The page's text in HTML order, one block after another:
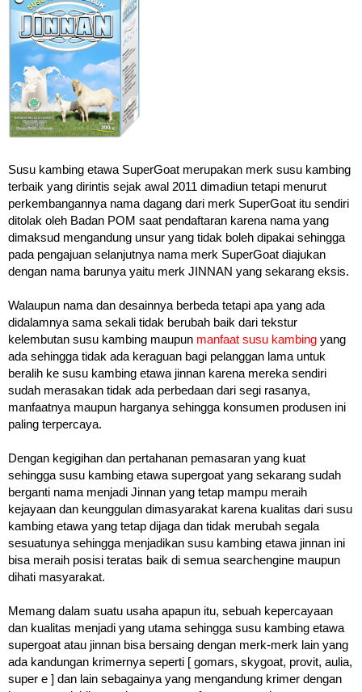
Susu kambing etawa SuperGoat merupakan merk susu kambing
terbaik yang dirintis sejak awal 2011 dimadiun tetapi menurut
perkembangannya nama dagang dari merk SuperGoat itu sendiri
ditolak oleh Badan POM saat pendaftaran karena nama yang
dimaksud mengandung unsur yang tidak boleh dipakai sehingga
pada pengajuan selanjutnya nama merk SuperGoat diajukan
dengan nama barunya yaitu merk JINNAN yang sekarang eksis.
Walaupun nama dan desainnya berbeda tetapi apa yang ada
didalamnya sama sekali tidak berubah baik dari tekstur
kelembutan susu kambing maupun manfaat susu kambing yang
ada sehingga tidak ada keraguan bagi pelanggan lama untuk
beralih ke susu kambing etawa jinnan karena mereka sendiri
sudah merasakan tidak ada perbedaan dari segi rasanya,
manfaatnya maupun harganya sehingga konsumen produsen ini
paling terpercaya.
Dengan kegigihan dan pertahanan pemasaran yang kuat
sehingga susu kambing etawa supergoat yang sekarang sudah
berganti nama menjadi Jinnan yang tetap mampu meraih
kejayaan dan keunggulan dimasyarakat karena kualitas dari susu
kambing etawa yang tetap dijaga dan tidak merubah segala
sesuatunya sehingga menjadikan susu kambing etawa jinnan ini
bisa meraih posisi teratas baik di semua searchengine maupun
dihati masyarakat.
Memang dalam suatu usaha apapun itu, sebuah kepercayaan
dan kualitas menjadi yang utama sehingga susu kambing etawa
supergoat atau jinnan bisa bersaing dengan merk-merk lain yang
ada kandungan krimernya seperti [ gomars, skygoat, provit, aulia,
super e ] dan lain sebagainya yang mengandung krimer dengan